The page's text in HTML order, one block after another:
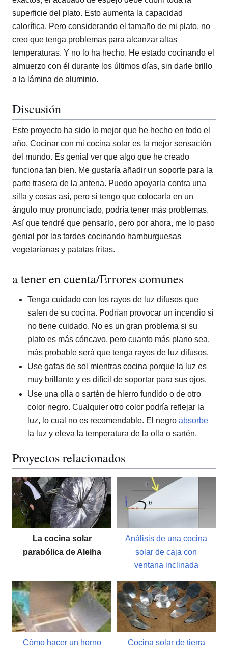
superficie del plato. Esto aumenta la capacidad
calorífica. Pero considerando el tamaño de mi plato, no
creo que tenga problemas para alcanzar altas
temperaturas. Y no lo ha hecho. He estado cocinando el
almuerzo con él durante los últimos días, sin darle brillo
a la lámina de aluminio.
Discusión
Este proyecto ha sido lo mejor que he hecho en todo el
año. Cocinar con mi cocina solar es la mejor sensación
del mundo. Es genial ver que algo que he creado
funciona tan bien. Me gustaría añadir un soporte para la
parte trasera de la antena. Puedo apoyarla contra una
silla y cosas así, pero si tengo que colocarla en un
ángulo muy pronunciado, podría tener más problemas.
Así que tendré que pensarlo, pero por ahora, me lo paso
genial por las tardes cocinando hamburguesas
vegetarianas y patatas fritas.
a tener en cuenta/Errores comunes
Tenga cuidado con los rayos de luz difusos que
salen de su cocina. Podrían provocar un incendio si
no tiene cuidado. No es un gran problema si su
plato es más cóncavo, pero cuanto más plano sea,
más probable será que tenga rayos de luz difusos.
Use gafas de sol mientras cocina porque la luz es
muy brillante y es difícil de soportar para sus ojos.
Use una olla o sartén de hierro fundido o de otro
color negro. Cualquier otro color podría reflejar la
luz, lo cual no es recomendable. El negro absorbe
la luz y eleva la temperatura de la olla o sartén.
Proyectos relacionados
La cocina solar
parabólica de Aleiha
Análisis de una cocina
solar de caja con
ventana inclinada
Cómo hacer un horno
Cocina solar de tierra